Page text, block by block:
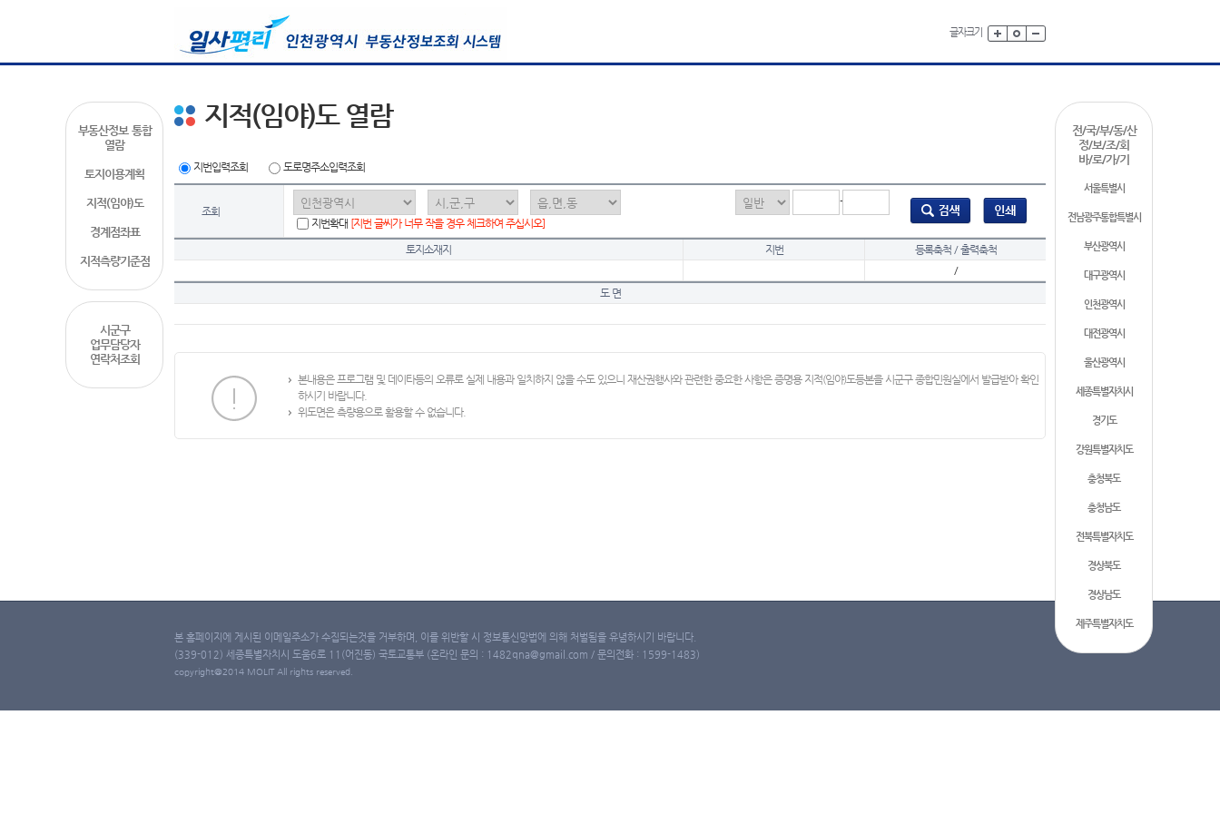
글자크기
부동산정보 통합
열람
토지이용계획
지적(임야)도
경계점좌표
지적측량기준점
시군구
업무담당자
연락처조회
전/국/부/동/산
정/보/조/회
바/로/가/기
서울특별시
전남광주통합특별시
부산광역시
대구광역시
인천광역시
대전광역시
울산광역시
세종특별자치시
경기도
강원특별자치도
충청북도
충청남도
전북특별자치도
경상북도
경상남도
제주특별자치도
지적(임야)도 열람
지번입력조회 도로명주소입력조회
조회
-
지번확대 [지번 글씨가 너무 작을 경우 체크하여 주십시오]
토지소재지 지번
등록축척 / 출력축척
/
도 면
본내용은 프로그램 및 데이타등의 오류로 실제 내용과 일치하지 않을 수도 있으니 재산권행사와 관련한 중요한 사항은 증명용 지적(임야)도등본을 시군구 종합민원실에서 발급받아 확인
하시기 바랍니다.
위도면은 측량용으로 활용할 수 없습니다.
본 홈페이지에 게시된 이메일주소가 수집되는것을 거부하며, 이를 위반할 시 정보통신망법에 의해 처벌됨을 유념하시기 바랍니다.
(339-012) 세종특별자치시 도움6로 11(어진동) 국토교통부 (온라인 문의 : 1482qna@gmail.com / 문의전화 : 1599-1483)
copyright@2014 MOLIT All rights reserved.